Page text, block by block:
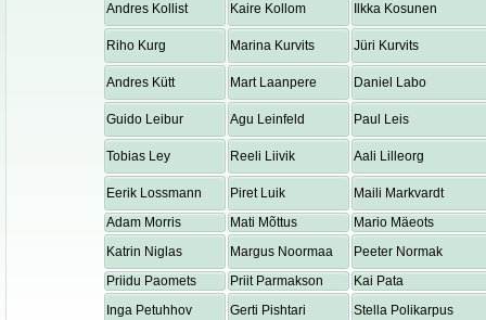
Andres Kollist Kaire Kollom Ilkka Kosunen
Riho Kurg Marina Kurvits Jüri Kurvits
Andres Kütt Mart Laanpere Daniel Labo
Guido Leibur Agu Leinfeld Paul Leis
Tobias Ley Reeli Liivik Aali Lilleorg
Eerik Lossmann Piret Luik
Maili Markvardt
Adam Morris
Mati Mõttus
Mario Mäeots
Katrin Niglas
Margus Noormaa
Peeter Normak
Priidu Paomets
Priit Parmakson
Kai Pata
Inga Petuhhov
Gerti Pishtari Stella Polikarpus